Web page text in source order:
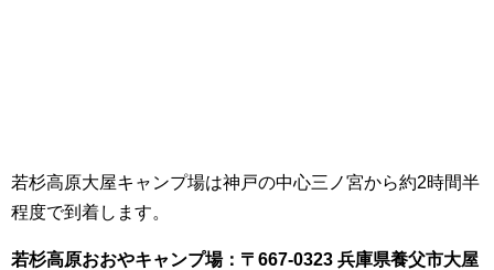
若杉高原大屋キャンプ場は神戸の中心三ノ宮から約2時間半
程度で到着します。
若杉高原おおやキャンプ場：〒667-0323 兵庫県養父市大屋